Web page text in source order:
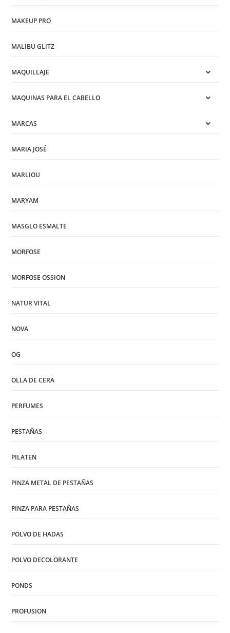
MAKEUP PRO
MALIBU GLITZ
MAQUILLAJE
MAQUINAS PARA EL CABELLO
MARCAS
MARIA JOSÉ
MARLIOU
MARYAM
MASGLO ESMALTE
MORFOSE
MORFOSE OSSION
NATUR VITAL
NOVA
OG
OLLA DE CERA
PERFUMES
PESTAÑAS
PILATEN
PINZA METAL DE PESTAÑAS
PINZA PARA PESTAÑAS
POLVO DE HADAS
POLVO DECOLORANTE
PONDS
PROFUSION